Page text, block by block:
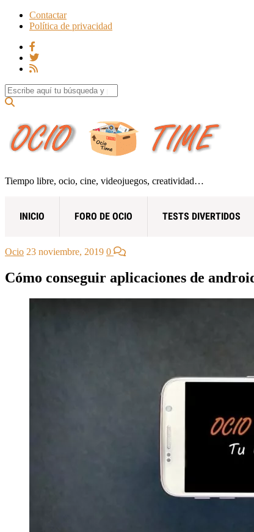
Contactar
Política de privacidad
Search for:
Tiempo libre, ocio, cine, videojuegos, creatividad…
INICIO FORO DE OCIO TESTS DIVERTIDOS
Ocio 23 noviembre, 2019 0
Cómo conseguir aplicaciones de